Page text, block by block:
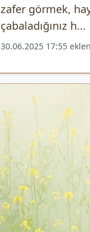
zafer görmek,
çabaladığınız h...
30.06.2025 17:55